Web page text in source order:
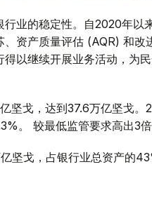
业的稳定性。自2020年以
资产质量评估 (AQR) 和改
以继续开展业务活动，为
坚戈，达到37.6万亿坚戈
。 较最低监管要求高出3倍
坚戈，占银行业总资产的